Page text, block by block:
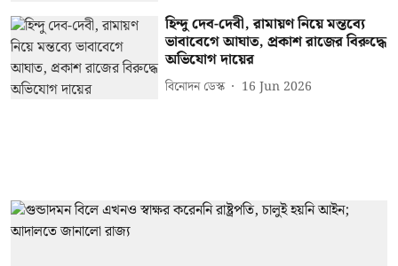
হিন্দু দেব-দেবী, রামায়ণ নিয়ে মন্তব্যে
ভাবাবেগে আঘাত, প্রকাশ রাজের বিরুদ্ধে
অভিযোগ দায়ের
বিনোদন ডেস্ক 16 Jun 2026